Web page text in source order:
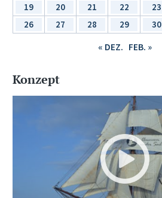
19
20 21 22 23
26
27 28 29 30
« DEZ. FEB. »
Konzept